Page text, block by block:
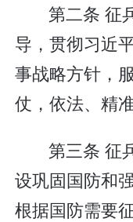
第二条 征
导，贯彻习近
事战略方针，
仗，依法、精
第三条 征
设巩固国防和
根据国防需要